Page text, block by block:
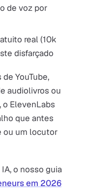
de voz por
real (10k
disfarçado
YouTube,
audiolivros ou
ElevenLabs
que antes
ou um locutor
o nosso guia
em 2026